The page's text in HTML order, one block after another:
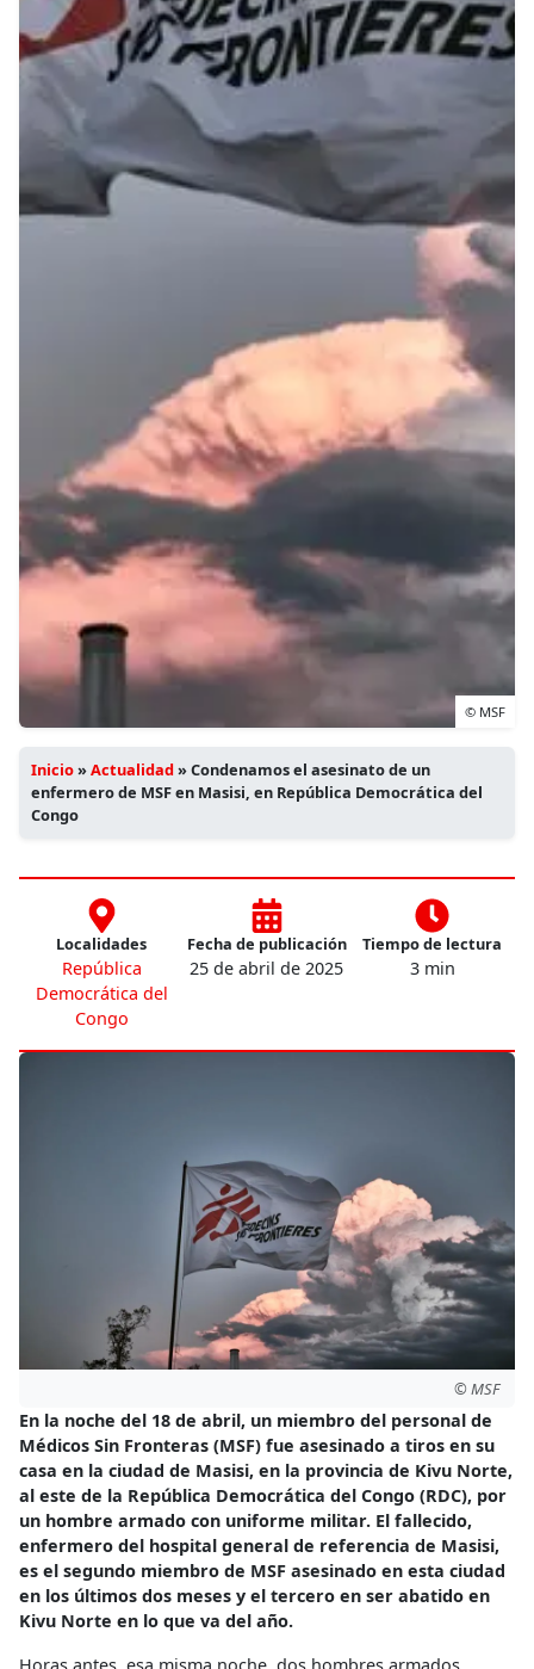
© MSF
Inicio»Actualidad»Condenamos el asesinato de un
enfermero de MSF en Masisi, en República Democrática del
Congo
Localidades
República
Democrática del
Congo
Fecha de publicación
25 de abril de 2025
Tiempo de lectura
3 min
© MSF
En la noche del 18 de abril, un miembro del personal de
Médicos Sin Fronteras (MSF) fue asesinado a tiros en su
casa en la ciudad de Masisi, en la provincia de Kivu Norte,
al este de la República Democrática del Congo (RDC), por
un hombre armado con uniforme militar. El fallecido,
enfermero del hospital general de referencia de Masisi,
es el segundo miembro de MSF asesinado en esta ciudad
en los últimos dos meses y el tercero en ser abatido en
Kivu Norte en lo que va del año.